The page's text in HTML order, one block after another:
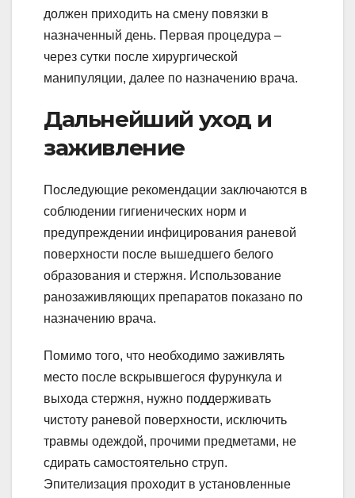
должен приходить на смену повязки в
назначенный день. Первая процедура –
через сутки после хирургической
манипуляции, далее по назначению врача.
Дальнейший уход и
заживление
Последующие рекомендации заключаются в
соблюдении гигиенических норм и
предупреждении инфицирования раневой
поверхности после вышедшего белого
образования и стержня. Использование
ранозаживляющих препаратов показано по
назначению врача.
Помимо того, что необходимо заживлять
место после вскрывшегося фурункула и
выхода стержня, нужно поддерживать
чистоту раневой поверхности, исключить
травмы одеждой, прочими предметами, не
сдирать самостоятельно струп.
Эпителизация проходит в установленные